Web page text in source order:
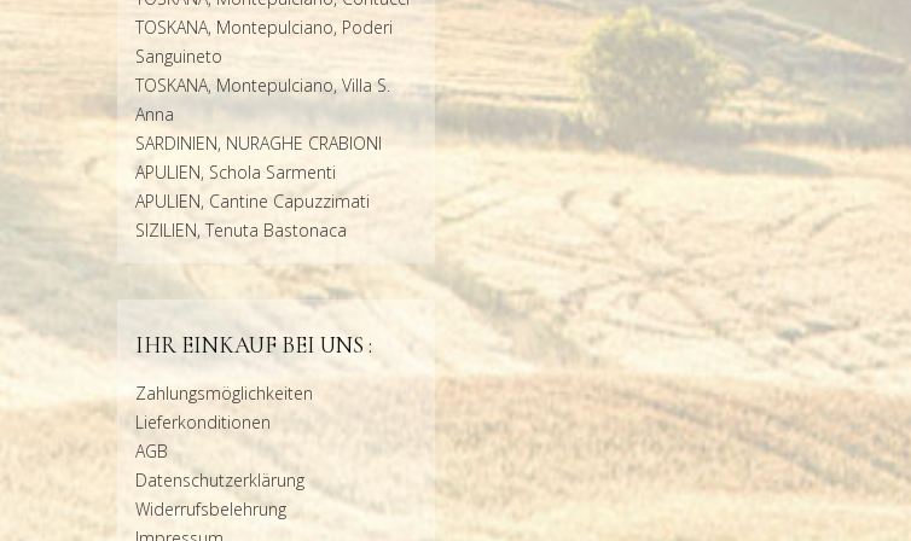
TOSKANA, Montepulciano, Poderi
Sanguineto
TOSKANA, Montepulciano, Villa S.
Anna
SARDINIEN, NURAGHE CRABIONI
APULIEN, Schola Sarmenti
APULIEN, Cantine Capuzzimati
SIZILIEN, Tenuta Bastonaca
IHR EINKAUF BEI UNS :
Zahlungsmöglichkeiten
Lieferkonditionen
AGB
Datenschutzerklärung
Widerrufsbelehrung